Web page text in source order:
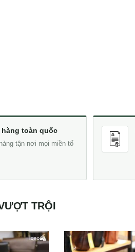
hàng toàn quốc
tận nơi mọi miền tổ
TRỘI